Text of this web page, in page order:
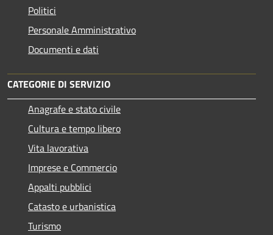
Politici
Personale Amministrativo
Documenti e dati
CATEGORIE DI SERVIZIO
Anagrafe e stato civile
Cultura e tempo libero
Vita lavorativa
Imprese e Commercio
Appalti pubblici
Catasto e urbanistica
Turismo